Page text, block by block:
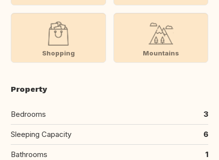
Shopping Mountains
Property
Bedrooms 3
Sleeping Capacity 6
Bathrooms 1